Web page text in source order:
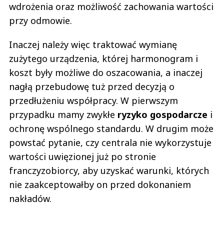
wdrożenia oraz możliwość zachowania wartości
przy odmowie.
Inaczej należy więc traktować wymianę
zużytego urządzenia, której harmonogram i
koszt były możliwe do oszacowania, a inaczej
nagłą przebudowę tuż przed decyzją o
przedłużeniu współpracy. W pierwszym
przypadku mamy zwykłe ryzyko gospodarcze i
ochronę wspólnego standardu. W drugim może
powstać pytanie, czy centrala nie wykorzystuje
wartości uwięzionej już po stronie
franczyzobiorcy, aby uzyskać warunki, których
nie zaakceptowałby on przed dokonaniem
nakładów.